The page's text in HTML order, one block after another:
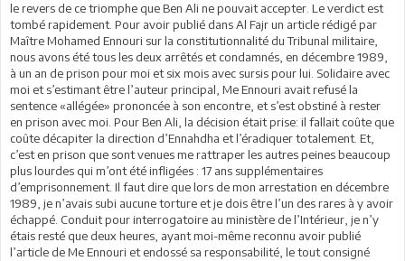
le revers de ce triomphe que Ben Ali ne pouvait accepter. Le verdict est
tombé rapidement. Pour avoir publié dans Al Fajr un article rédigé par
Maître Mohamed Ennouri sur la constitutionnalité du Tribunal militaire,
nous avons été tous les deux arrêtés et condamnés, en décembre 1989,
à un an de prison pour moi et six mois avec sursis pour lui. Solidaire avec
moi et s’estimant être l’auteur principal, Me Ennouri avait refusé la
sentence «allégée» prononcée à son encontre, et s’est obstiné à rester
en prison avec moi. Pour Ben Ali, la décision était prise: il fallait coûte que
coûte décapiter la direction d’Ennahdha et l’éradiquer totalement. Et,
c’est en prison que sont venues me rattraper les autres peines beaucoup
plus lourdes qui m’ont été infligées : 17 ans supplémentaires
d’emprisonnement. Il faut dire que lors de mon arrestation en décembre
1989, je n’avais subi aucune torture et je dois être l’un des rares à y avoir
échappé. Conduit pour interrogatoire au ministère de l’Intérieur, je n’y
étais resté que deux heures, ayant moi-même reconnu avoir publié
l’article de Me Ennouri et endossé sa responsabilité, le tout consigné